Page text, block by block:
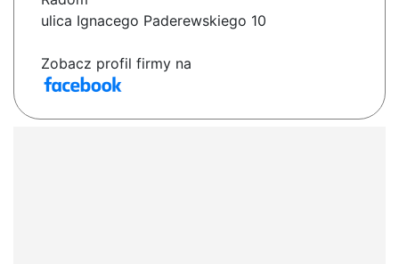
ulica Ignacego Paderewskiego 10
Zobacz profil firmy na